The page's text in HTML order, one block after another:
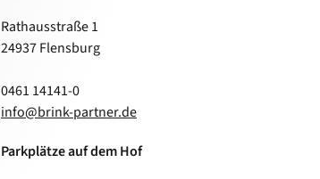
Rathausstraße 1
24937 Flensburg
0461 14141-0
info@brink-partner.de
Parkplätze auf dem Hof